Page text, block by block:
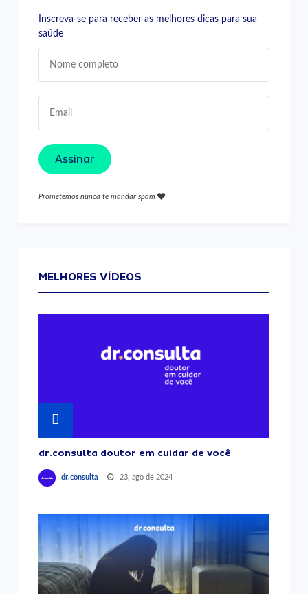
Inscreva-se para receber as melhores dicas para sua
saúde
Assinar
Prometemos nunca te mandar spam
MELHORES VÍDEOS
dr.consulta doutor em cuidar de você
dr.consulta 23, ago de 2024